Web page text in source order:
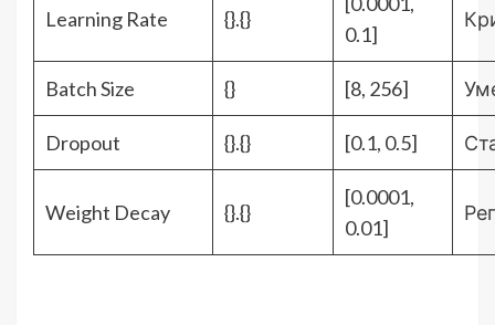
Learning Rate {}.{}
0.1]
Batch Size {} [8, 256]
Dropout {}.{} [0.1, 0.5]
Weight Decay {}.{}
[0.0001,
0.01]